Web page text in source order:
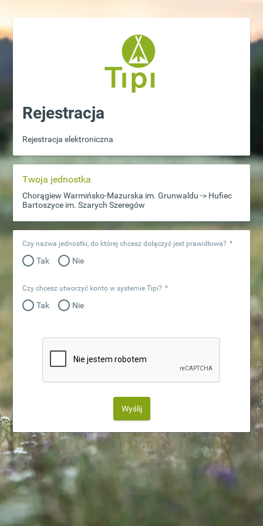
Rejestracja
Rejestracja elektroniczna
Twoja jednostka
Chorągiew Warmińsko-Mazurska im. Grunwaldu -> Hufiec
Bartoszyce im. Szarych Szeregów
Czy nazwa jednostki, do której chcesz dołączyć jest prawidłowa? *
Tak Nie
Czy chcesz utworzyć konto w systemie Tipi? *
Tak Nie
Wyślij